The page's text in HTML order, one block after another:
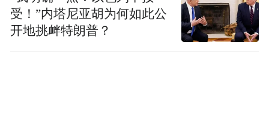
受！”内塔尼亚胡为何如此公
开地挑衅特朗普？